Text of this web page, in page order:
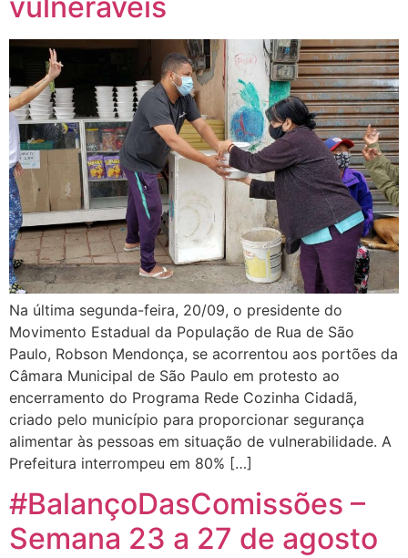
Na última segunda-feira, 20/09, o presidente do
Movimento Estadual da População de Rua de São
Paulo, Robson Mendonça, se acorrentou aos portões da
Câmara Municipal de São Paulo em protesto ao
encerramento do Programa Rede Cozinha Cidadã,
criado pelo município para proporcionar segurança
alimentar às pessoas em situação de vulnerabilidade. A
Prefeitura interrompeu em 80% […]
#BalançoDasComissões –
Semana 23 a 27 de agosto